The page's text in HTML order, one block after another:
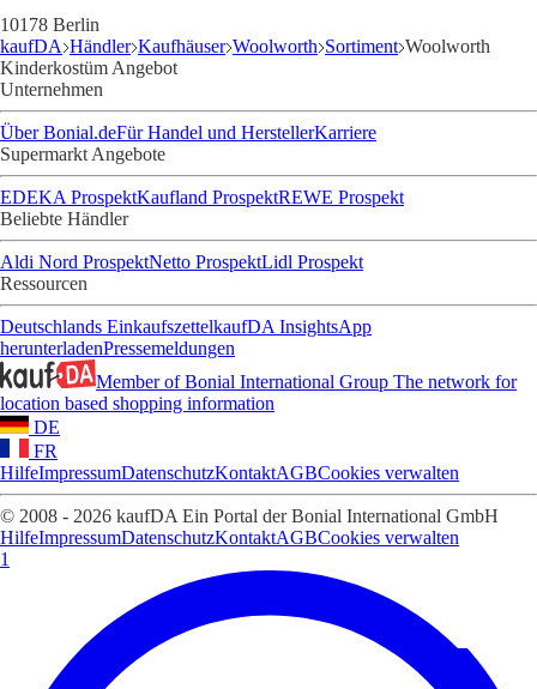
10178 Berlin
kaufDA Händler Kaufhäuser Woolworth Sortiment Woolworth
Kinderkostüm Angebot
Unternehmen
Über Bonial.deFür Handel und HerstellerKarriere
Supermarkt Angebote
EDEKA ProspektKaufland ProspektREWE Prospekt
Beliebte Händler
Aldi Nord ProspektNetto ProspektLidl Prospekt
Ressourcen
Deutschlands EinkaufszettelkaufDA InsightsApp
herunterladenPressemeldungen
Member of Bonial International Group The network for
location based shopping information
DE
FR
HilfeImpressumDatenschutzKontaktAGBCookies verwalten
© 2008 - 2026 kaufDA Ein Portal der Bonial International GmbH
HilfeImpressumDatenschutzKontaktAGBCookies verwalten
1